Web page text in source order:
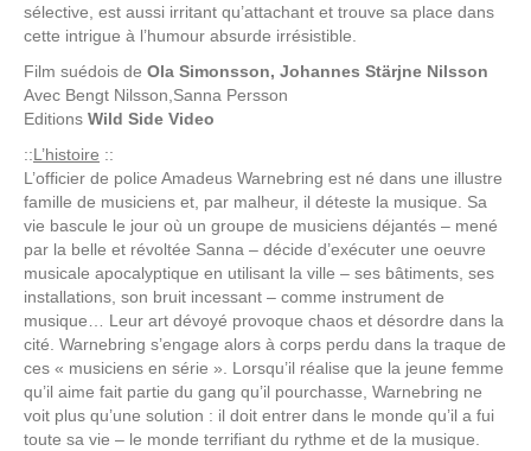
sélective, est aussi irritant qu’attachant et trouve sa place dans
cette intrigue à l’humour absurde irrésistible.
Film suédois de Ola Simonsson, Johannes Stärjne Nilsson
Avec Bengt Nilsson,Sanna Persson
Editions Wild Side Video
::L’histoire ::
L’officier de police Amadeus Warnebring est né dans une illustre
famille de musiciens et, par malheur, il déteste la musique. Sa
vie bascule le jour où un groupe de musiciens déjantés – mené
par la belle et révoltée Sanna – décide d’exécuter une oeuvre
musicale apocalyptique en utilisant la ville – ses bâtiments, ses
installations, son bruit incessant – comme instrument de
musique… Leur art dévoyé provoque chaos et désordre dans la
cité. Warnebring s’engage alors à corps perdu dans la traque de
ces « musiciens en série ». Lorsqu’il réalise que la jeune femme
qu’il aime fait partie du gang qu’il pourchasse, Warnebring ne
voit plus qu’une solution : il doit entrer dans le monde qu’il a fui
toute sa vie – le monde terrifiant du rythme et de la musique.